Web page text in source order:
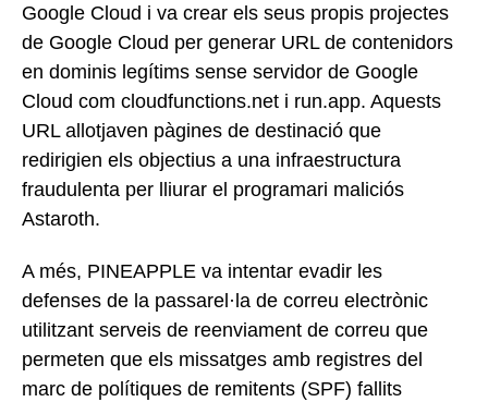
Google Cloud i va crear els seus propis projectes
de Google Cloud per generar URL de contenidors
en dominis legítims sense servidor de Google
Cloud com cloudfunctions.net i run.app. Aquests
URL allotjaven pàgines de destinació que
redirigien els objectius a una infraestructura
fraudulenta per lliurar el programari maliciós
Astaroth.
A més, PINEAPPLE va intentar evadir les
defenses de la passarel·la de correu electrònic
utilitzant serveis de reenviament de correu que
permeten que els missatges amb registres del
marc de polítiques de remitents (SPF) fallits